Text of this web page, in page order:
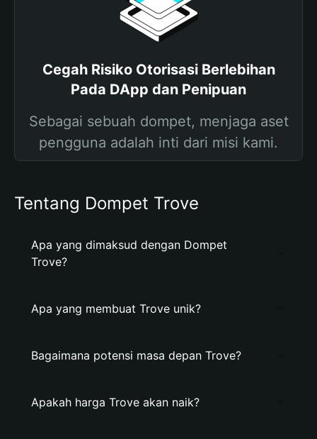
Cegah Risiko Otorisasi Berlebihan
Pada DApp dan Penipuan
Sebagai sebuah dompet, menjaga aset
pengguna adalah inti dari misi kami.
Tentang Dompet Trove
Apa yang dimaksud dengan Dompet
Trove?
Apa yang membuat Trove unik?
Bagaimana potensi masa depan Trove?
Apakah harga Trove akan naik?